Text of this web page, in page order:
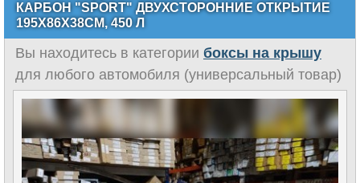
КАРБОН "SPORT" ДВУХСТОРОННИЕ ОТКРЫТИЕ
195Х86Х38СМ, 450 Л
Вы находитесь в категории боксы на крышу
для любого автомобиля (универсальный товар)